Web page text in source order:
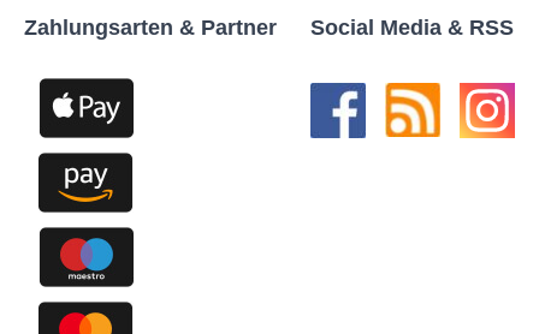
Zahlungsarten & Partner Social Media & RSS